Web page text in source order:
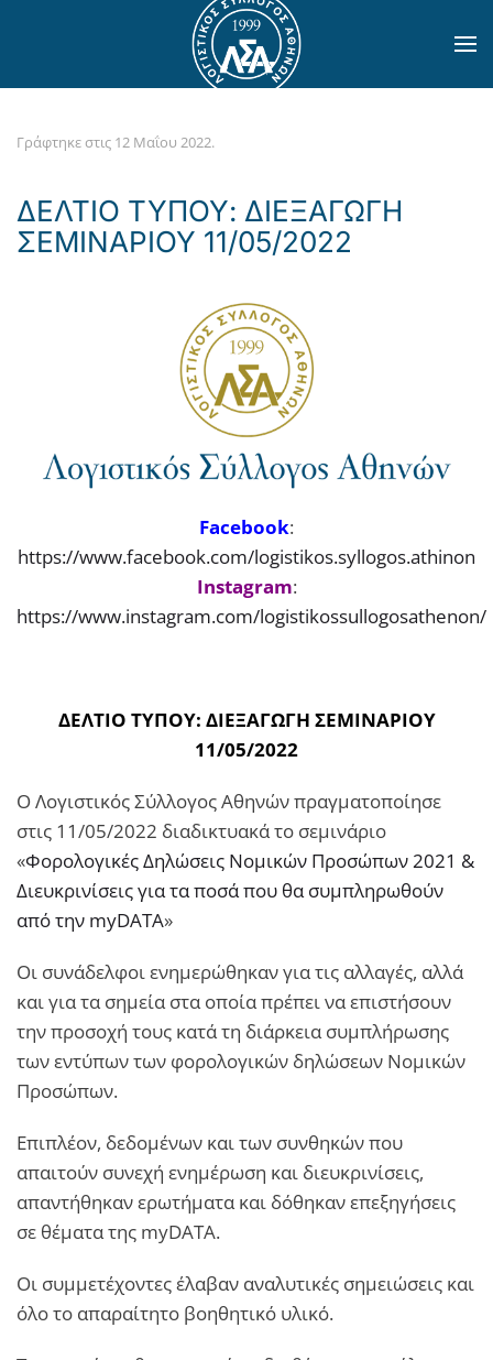
Skip to main content
Γράφτηκε στις 12 Μαΐου 2022.
ΔΕΛΤΙΟ ΤΥΠΟΥ: ΔΙΕΞΑΓΩΓΗ
ΣΕΜΙΝΑΡΙΟΥ 11/05/2022
Facebook:
https://www.facebook.com/logistikos.syllogos.athinon
Instagram:
https://www.instagram.com/logistikossullogosathenon/
ΔΕΛΤΙΟ ΤΥΠΟΥ: ΔΙΕΞΑΓΩΓΗ ΣΕΜΙΝΑΡΙΟΥ
11/05/2022
Ο Λογιστικός Σύλλογος Αθηνών πραγματοποίησε
στις 11/05/2022 διαδικτυακά το σεμινάριο
«Φορολογικές Δηλώσεις Νομικών Προσώπων 2021 &
Διευκρινίσεις για τα ποσά που θα συμπληρωθούν
από την myDATA»
Οι συνάδελφοι ενημερώθηκαν για τις αλλαγές, αλλά
και για τα σημεία στα οποία πρέπει να επιστήσουν
την προσοχή τους κατά τη διάρκεια συμπλήρωσης
των εντύπων των φορολογικών δηλώσεων Νομικών
Προσώπων.
Επιπλέον, δεδομένων και των συνθηκών που
απαιτούν συνεχή ενημέρωση και διευκρινίσεις,
απαντήθηκαν ερωτήματα και δόθηκαν επεξηγήσεις
σε θέματα της myDATA.
Οι συμμετέχοντες έλαβαν αναλυτικές σημειώσεις και
όλο το απαραίτητο βοηθητικό υλικό.